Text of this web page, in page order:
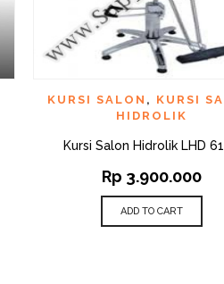
ADD TO WISHLIST
KURSI SALON , KURSI
HIDROLIK
Kursi Salon Hidrolik LHD
Rp 3.900.000
ADD TO CART